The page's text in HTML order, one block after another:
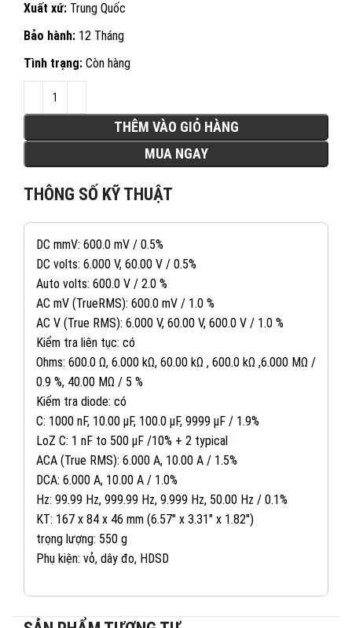
Xuất xứ: Trung Quốc
Bảo hành: 12 Tháng
Tình trạng: Còn hàng
THÊM VÀO GIỎ HÀNG
MUA NGAY
THÔNG SỐ KỸ THUẬT
DC mmV: 600.0 mV / 0.5%
DC volts: 6.000 V, 60.00 V / 0.5%
Auto volts: 600.0 V / 2.0 %
AC mV (TrueRMS): 600.0 mV / 1.0 %
AC V (True RMS): 6.000 V, 60.00 V, 600.0 V / 1.0 %
Kiểm tra liên tục: có
Ohms: 600.0 Ω, 6.000 kΩ, 60.00 kΩ , 600.0 kΩ ,6.000 MΩ /
0.9 %, 40.00 MΩ / 5 %
Kiểm tra diode: có
C: 1000 nF, 10.00 μF, 100.0 μF, 9999 μF / 1.9%
LoZ C: 1 nF to 500 μF /10% + 2 typical
ACA (True RMS): 6.000 A, 10.00 A / 1.5%
DCA: 6.000 A, 10.00 A / 1.0%
Hz: 99.99 Hz, 999.99 Hz, 9.999 Hz, 50.00 Hz / 0.1%
KT: 167 x 84 x 46 mm (6.57″ x 3.31″ x 1.82″)
trọng lượng: 550 g
Phụ kiện: vỏ, dây đo, HDSD
KINH DOANH 2: 0965 101 613